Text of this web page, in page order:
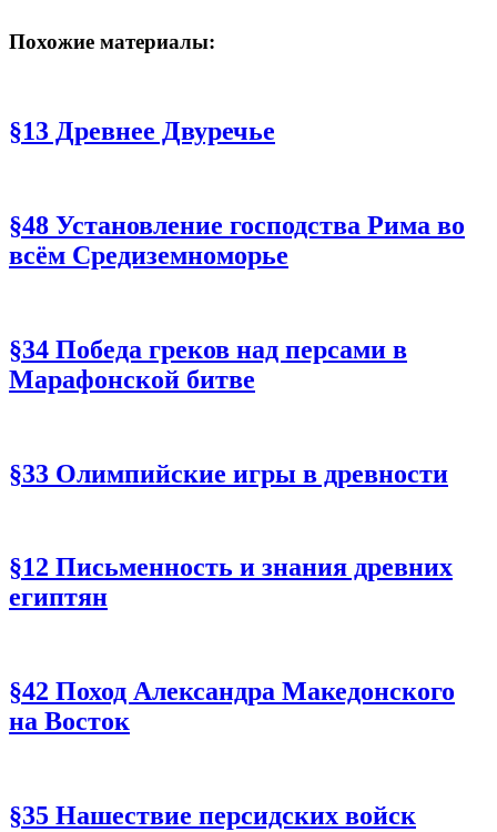
Похожие материалы:
§13 Древнее Двуречье
§48 Установление господства Рима во
всём Средиземноморье
§34 Победа греков над персами в
Марафонской битве
§33 Олимпийские игры в древности
§12 Письменность и знания древних
египтян
§42 Поход Александра Македонского
на Восток
§35 Нашествие персидских войск